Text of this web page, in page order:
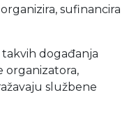
Katalog
Pretraga
sufinancira
događanja
organizatora,
službene